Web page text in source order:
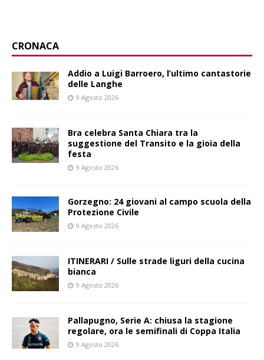
CRONACA
Addio a Luigi Barroero, l’ultimo cantastorie
delle Langhe
9 Agosto 2026
Bra celebra Santa Chiara tra la
suggestione del Transito e la gioia della
festa
9 Agosto 2026
Gorzegno: 24 giovani al campo scuola della
Protezione Civile
9 Agosto 2026
ITINERARI / Sulle strade liguri della cucina
bianca
9 Agosto 2026
Pallapugno, Serie A: chiusa la stagione
regolare, ora le semifinali di Coppa Italia
9 Agosto 2026